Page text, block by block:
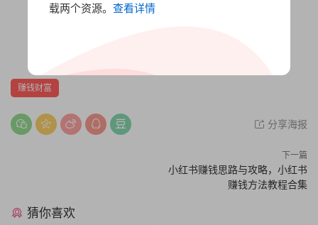
赚钱财富
分享海报
下一篇
小红书赚钱思路与攻略，小红书
赚钱方法教程合集
猜你喜欢
载两个资源。 查看详情